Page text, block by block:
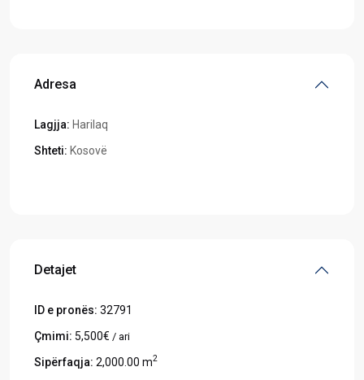
Adresa
Lagjja: Harilaq
Shteti: Kosovë
Detajet
ID e pronës: 32791
Çmimi: 5,500€ / ari
Sipërfaqja: 2,000.00 m2